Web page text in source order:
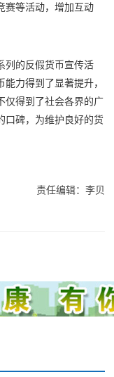
赛等活动，增加互动
列的反假货币宣传活
力得到了显著提升，
仅得到了社会各界的广
口碑，为维护良好的货
责任编辑：李贝